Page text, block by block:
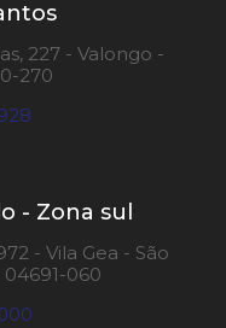
227 - Valongo -
270
- Zona sul
- Vila Gea - São
04691-060